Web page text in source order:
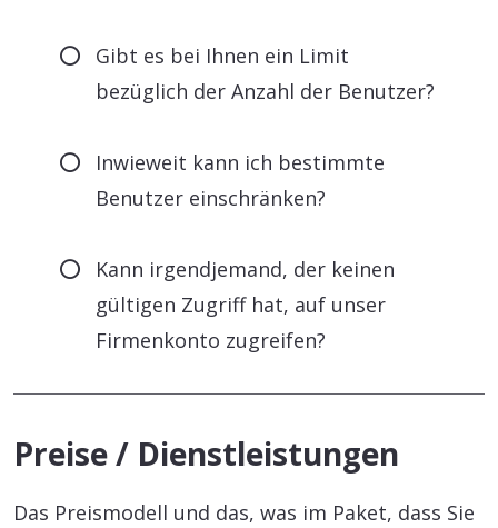
Gibt es bei Ihnen ein Limit
bezüglich der Anzahl der Benutzer?
Inwieweit kann ich bestimmte
Benutzer einschränken?
Kann irgendjemand, der keinen
gültigen Zugriff hat, auf unser
Firmenkonto zugreifen?
Preise / Dienstleistungen
Das Preismodell und das, was im Paket, dass Sie